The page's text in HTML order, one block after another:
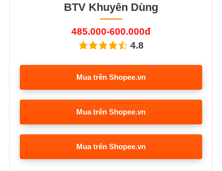
BTV Khuyên Dùng
485.000-600.000đ
4.8
Mua trên Shopee.vn
Mua trên Shopee.vn
Mua trên Shopee.vn